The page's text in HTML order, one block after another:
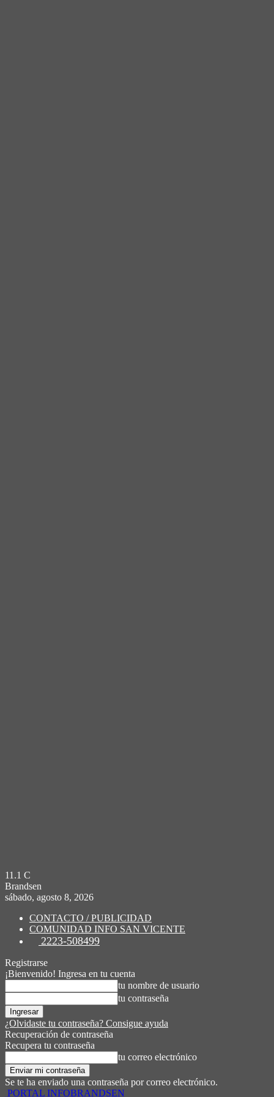
11.1 C
Brandsen
sábado, agosto 8, 2026
CONTACTO / PUBLICIDAD
COMUNIDAD INFO SAN VICENTE
2223-508499
Registrarse
¡Bienvenido! Ingresa en tu cuenta
tu nombre de usuario
tu contraseña
¿Olvidaste tu contraseña? Consigue ayuda
Recuperación de contraseña
Recupera tu contraseña
tu correo electrónico
Se te ha enviado una contraseña por correo electrónico.
PORTAL INFOBRANDSEN